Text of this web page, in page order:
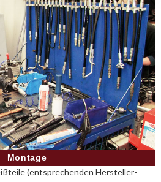
Montage
(entsprechenden Hersteller-